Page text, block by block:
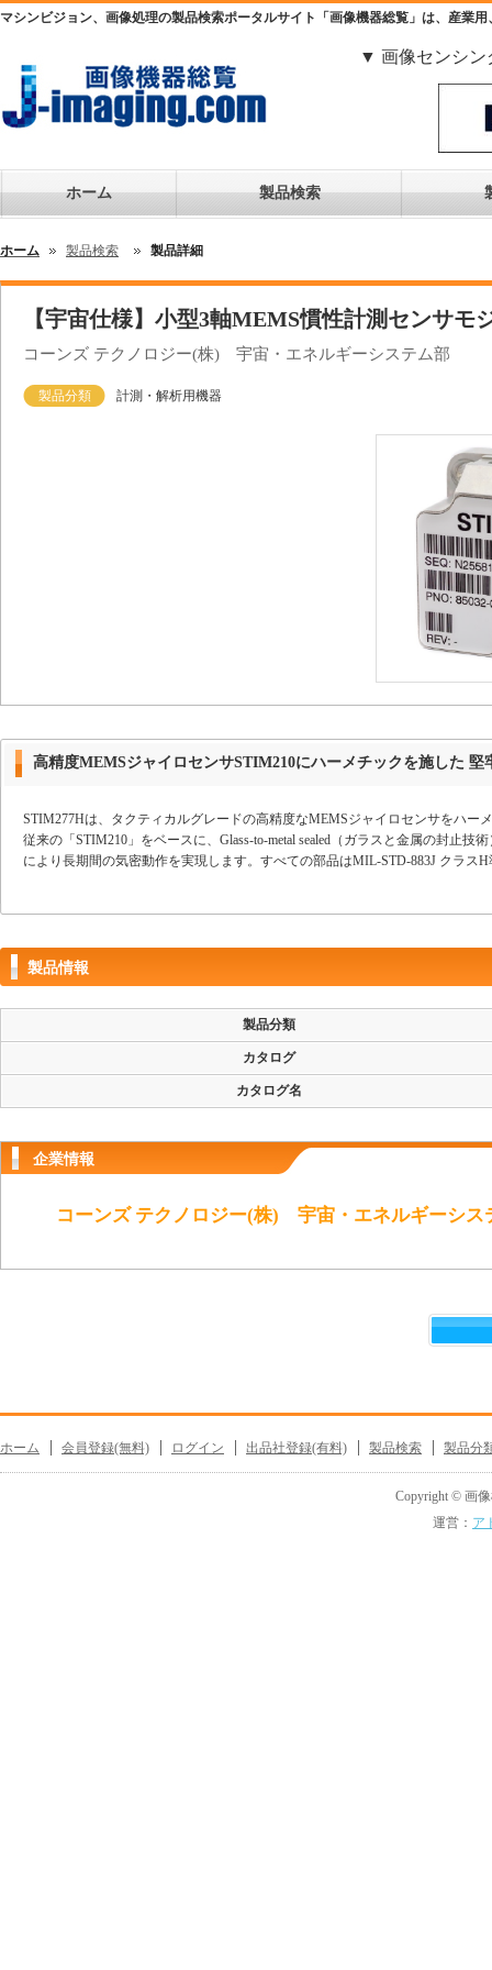
マシンビジョン、画像処理の製品検索ポータルサイト「画像機器総覧」は、産業
▼ 画像センシ
ホーム 製品検索
ホーム 製品検索 製品詳細
【宇宙仕様】小型3軸MEMS慣性計測センサモ
コーンズ テクノロジー(株) 宇宙・エネルギーシステム部
製品分類 計測・解析用機器
高精度MEMSジャイロセンサSTIM210にハーメチックを施した
STIM277Hは、タクティカルグレードの高精度なMEMSジャイロセンサをハ
従来の「STIM210」をベースに、Glass-to-metal sealed（ガラスと金属の封止
により長期間の気密動作を実現します。すべての部品はMIL-STD-883J クラス
製品情報
製品分類
カタログ
カタログ名
企業情報
コーンズ テクノロジー(株) 宇宙・エネルギーシス
ホーム 会員登録(無料) ログイン 出品社登録(有料) 製品検索 製品分
Copyright © 画像
運営： ア